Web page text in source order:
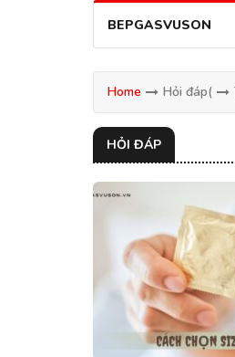
BEPGASVUSON
Home Hỏi đáp(
HỎI ĐÁP